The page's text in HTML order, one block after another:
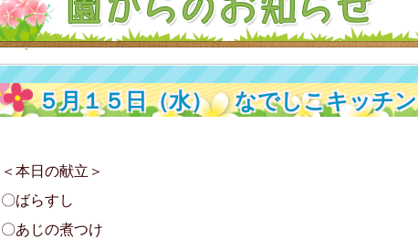
５月１５日（水） なでしこキッチン
＜本日の献立＞
〇ばらすし
〇あじの煮つけ